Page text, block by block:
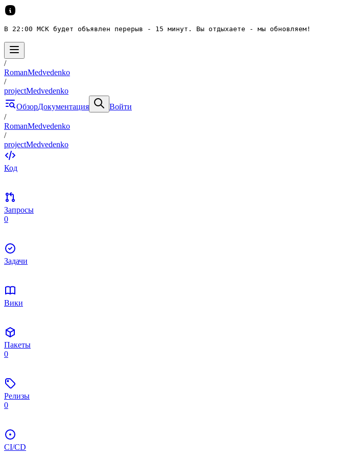
В 22:00 МСК будет объявлен перерыв - 15 минут. Вы отдыхаете - мы обновляем!
/
RomanMedvedenko
/
projectMedvedenko
ОбзорДокументация
Войти
/
RomanMedvedenko
/
projectMedvedenko
Код
Запросы
0
Задачи
Вики
Пакеты
0
Релизы
0
CI/CD